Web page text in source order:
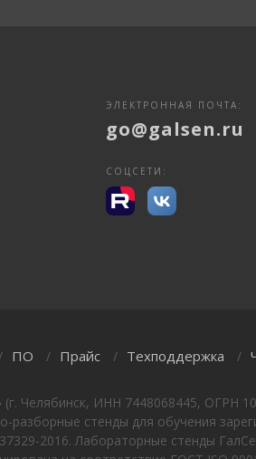
ЭЛЕКТРОННАЯ ПОЧТА:
go@galsen.ru
СОЦСЕТИ:
ПО / Прайс / Техподдержка /
Челябинск, ИНН 7448068445, ОГРН
разборные стенды для обучения
2016. Лабораторные стенды